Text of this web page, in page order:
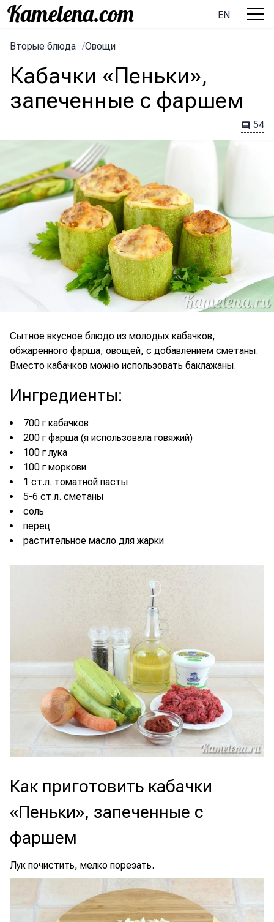
EN
Вторые блюда /Овощи
Кабачки «Пеньки»,
запеченные с фаршем
54
Сытное вкусное блюдо из молодых кабачков,
обжаренного фарша, овощей, с добавлением сметаны.
Вместо кабачков можно использовать баклажаны.
Ингредиенты:
700 г кабачков
200 г фарша (я использовала говяжий)
100 г лука
100 г моркови
1 ст.л. томатной пасты
5-6 ст.л. сметаны
соль
перец
растительное масло для жарки
Как приготовить кабачки
«Пеньки», запеченные с
фаршем
Лук почистить, мелко порезать.